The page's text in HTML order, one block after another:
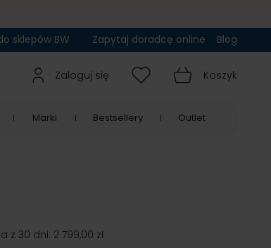
sklepów BW Zapytaj doradcę online Blog
Zaloguj się Koszyk
Marki Bestsellery Outlet
z 30 dni: 2 799,00 zł